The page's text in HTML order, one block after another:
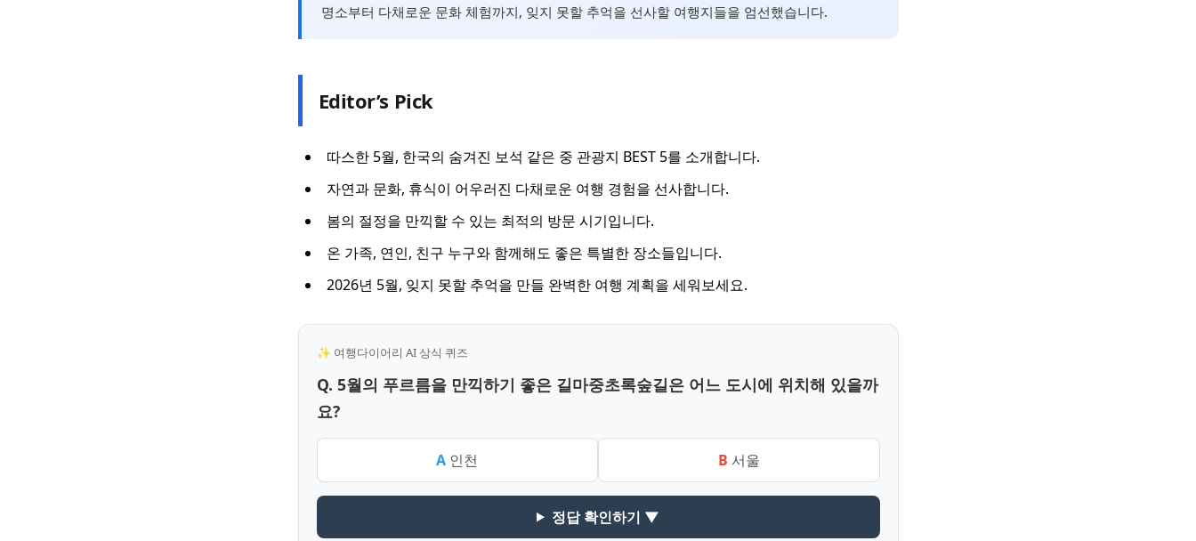
명소부터 다채로운 문화 체험까지, 잊지 못할 추억을 선사할 여행지들을 엄선했습니다.
Editor’s Pick
따스한 5월, 한국의 숨겨진 보석 같은 중 관광지 BEST 5를 소개합니다.
자연과 문화, 휴식이 어우러진 다채로운 여행 경험을 선사합니다.
봄의 절정을 만끽할 수 있는 최적의 방문 시기입니다.
온 가족, 연인, 친구 누구와 함께해도 좋은 특별한 장소들입니다.
2026년 5월, 잊지 못할 추억을 만들 완벽한 여행 계획을 세워보세요.
✨ 여행다이어리 AI 상식 퀴즈
Q. 5월의 푸르름을 만끽하기 좋은 길마중초록숲길은 어느 도시에 위치해 있을까
요?
A 인천 B 서울
정답 확인하기 ▼